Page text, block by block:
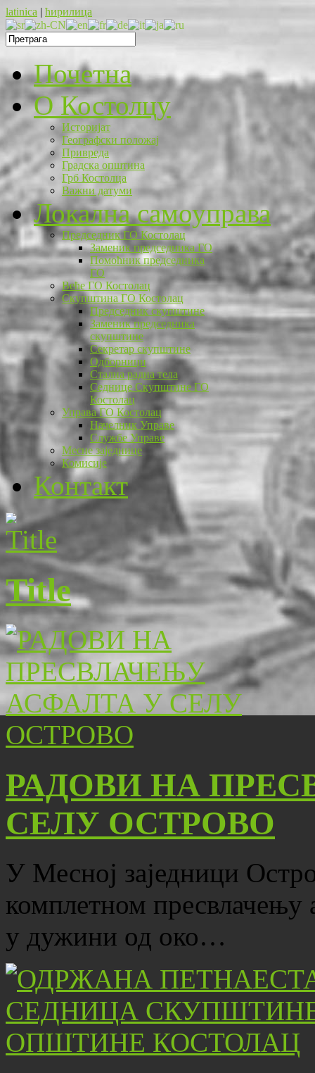
latinica | ћирилица
Почетна
O Костолцу
Историјат
Географски положај
Привреда
Градска општина
Грб Костолца
Важни датуми
Локална самоуправа
Председник ГО Костолац
Заменик председника ГО
Помоћник председника
ГО
Веће ГО Костолац
Скупштина ГО Костолац
Председник скупштине
Заменик председника
скупштине
Секретар скупштине
Одборници
Стална радна тела
Седнице Скупштине ГО
Костолац
Управа ГО Костолац
Начелник Управе
Службе Управе
Месне заједнице
Комисије
Контакт
Title
РАДОВИ НА
СЕЛУ ОСТРОВО
У Месној заједници
комплетном
у дужини од око…